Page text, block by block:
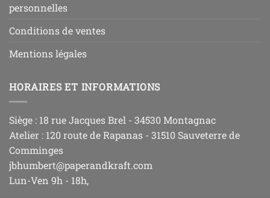
personnelles
Conditions de ventes
Mentions légales
HORAIRES ET INFORMATIONS
Siège : 18 rue Jacques Brel - 34530 Montagnac
Atelier : 120 route de Rapanas - 31510 Sauveterre de
Comminges
jbhumbert@paperandkraft.com
Lun-Ven 9h - 18h,